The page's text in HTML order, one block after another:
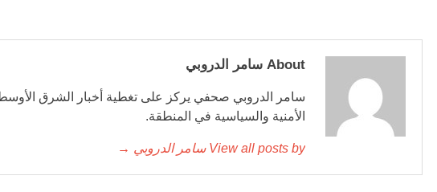
About سامر الدروبي
سامر الدروبي صحفي يركز على تغطية أخبار الشرق
الأمنية والسياسية في المنطقة.
View all posts by سامر الدروبي →